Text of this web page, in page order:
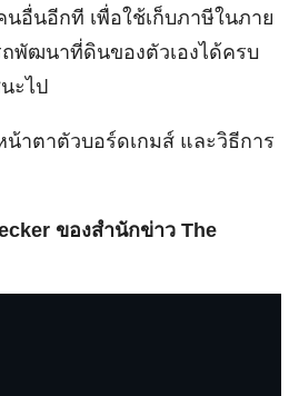
อื่นอีกที เพื่อใช้เก็บภาษีในภาย
พัฒนาที่ดินของตัวเองได้ครบ
ะไป
น้าตาตัวบอร์ดเกมส์ และวิธีการ
ของสำนักข่าว The